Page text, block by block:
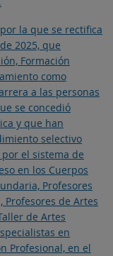
la que se rectifica
2025, que
Formación
como
a las personas
se concedió
y que han
selectivo
el sistema de
en los Cuerpos
Profesores
Profesores de Artes
de Artes
en
Profesional, en el